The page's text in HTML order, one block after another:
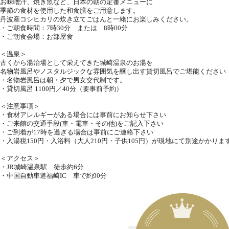
お味噌汁、焼き魚など、日本の朝の定番メニューに
季節の食材を使用した和食膳をご用意します。
丹波産コシヒカリの炊き立てごはんと一緒にお楽しみください。
・ご朝食時間：7時30分 または 8時00分
・ご朝食会場：お部屋食
＜温泉＞
古くから湯治場として栄えてきた城崎温泉のお湯を
名物岩風呂やノスタルジックな雰囲気を醸し出す貸切風呂でご堪能ください
・名物岩風呂は朝・夕で男女交代制です。
・貸切風呂 1100円／40分（要事前予約）
＜注意事項＞
・食材アレルギーがある場合には事前にお知らせ下さい
・ご来館の交通手段(車・電車・その他)をご記入下さい
・ご到着が17時を過ぎる場合は事前にご連絡下さい
・入湯税150円・入浴料（大人210円・子供105円）が現地にて別途かかりま
＜アクセス＞
・JR城崎温泉駅 徒歩約6分
・中国自動車道福崎IC 車で約90分